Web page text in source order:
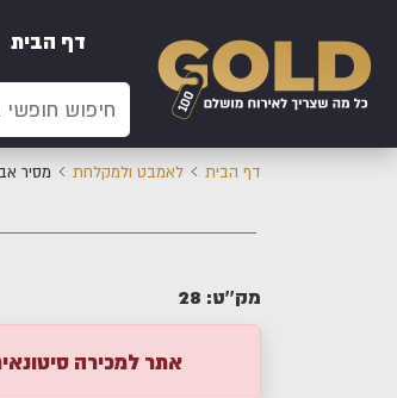
דף הבית
דף הבית לאמבט ולמקלחת מסיר אבנית
מק''ט: 28
אתר למכירה